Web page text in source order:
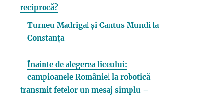
reciprocă?
Turneu Madrigal și Cantus Mundi la
Constanța
Înainte de alegerea liceului:
campioanele României la robotică
transmit fetelor un mesaj simplu –